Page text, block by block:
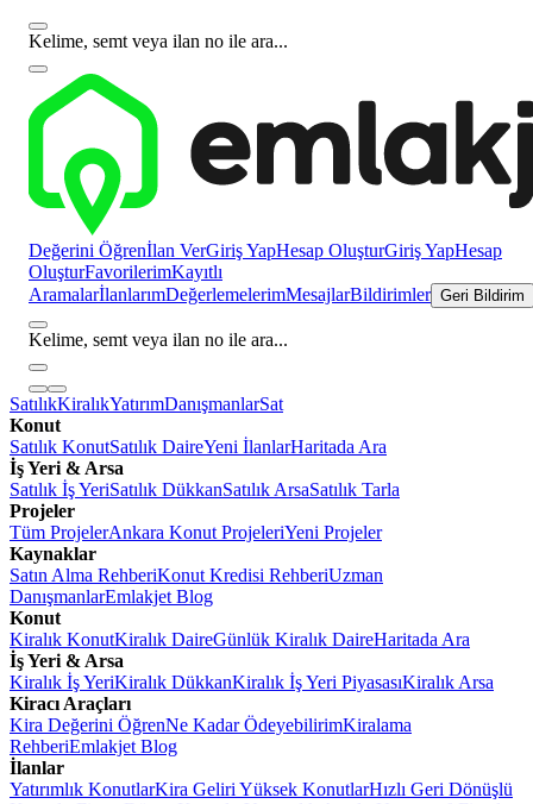
Kelime, semt veya ilan no ile ara...
Değerini Öğrenİlan VerGiriş YapHesap OluşturGiriş YapHesap
OluşturFavorilerimKayıtlı
AramalarİlanlarımDeğerlemelerimMesajlarBildirimler Geri Bildirim
Kelime, semt veya ilan no ile ara...
SatılıkKiralıkYatırımDanışmanlarSat
Konut
Satılık KonutSatılık DaireYeni İlanlarHaritada Ara
İş Yeri & Arsa
Satılık İş YeriSatılık DükkanSatılık ArsaSatılık Tarla
Projeler
Tüm ProjelerAnkara Konut ProjeleriYeni Projeler
Kaynaklar
Satın Alma RehberiKonut Kredisi RehberiUzman
DanışmanlarEmlakjet Blog
Konut
Kiralık KonutKiralık DaireGünlük Kiralık DaireHaritada Ara
İş Yeri & Arsa
Kiralık İş YeriKiralık DükkanKiralık İş Yeri PiyasasıKiralık Arsa
Kiracı Araçları
Kira Değerini ÖğrenNe Kadar ÖdeyebilirimKiralama
RehberiEmlakjet Blog
İlanlar
Yatırımlık KonutlarKira Geliri Yüksek KonutlarHızlı Geri Dönüşlü